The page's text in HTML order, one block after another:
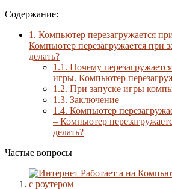
Содержание:
1. Компьютер перезагружается
Компьютер перезагружается при
делать?
1.1. Почему
игры. Компьютер
1.2. При запуске игры
1.3. Заключение
1.4. Компьютер
– Компьютер
делать?
Частые вопросы